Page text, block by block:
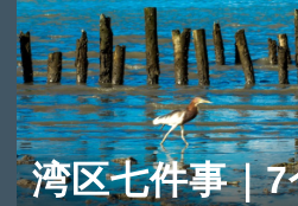
湾区七件事｜